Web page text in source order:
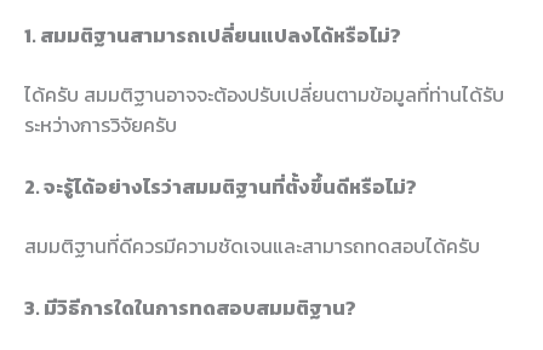
1. สมมติฐานสามารถเปลี่ยนแปลงได้หรือไม่?
ได้ครับ สมมติฐานอาจจะต้องปรับเปลี่ยนตามข้อมูลที่ท่านได้รับ
ระหว่างการวิจัยครับ
2. จะรู้ได้อย่างไรว่าสมมติฐานที่ตั้งขึ้นดีหรือไม่?
สมมติฐานที่ดีควรมีความชัดเจนและสามารถทดสอบได้ครับ
3. มีวิธีการใดในการทดสอบสมมติฐาน?